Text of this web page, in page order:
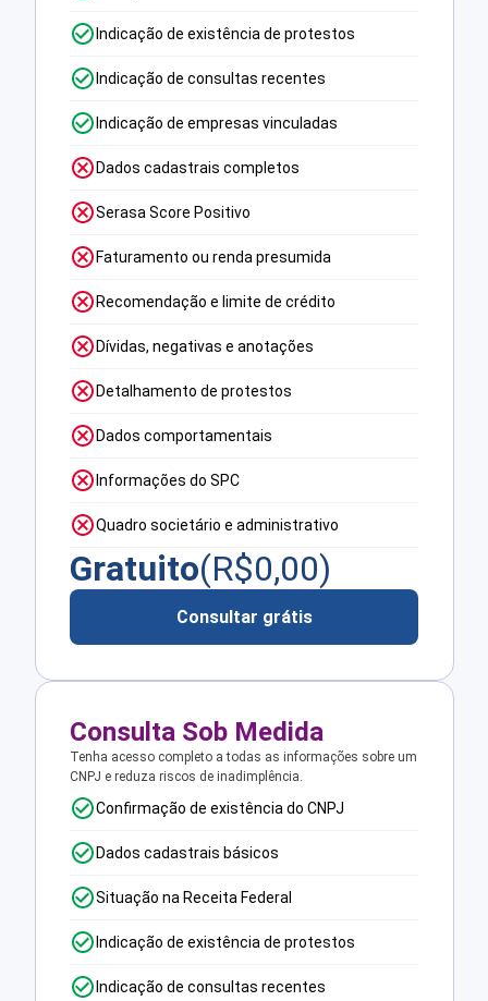
Indicação de existência de protestos
Indicação de consultas recentes
Indicação de empresas vinculadas
Dados cadastrais completos
Serasa Score Positivo
Faturamento ou renda presumida
Recomendação e limite de crédito
Dívidas, negativas e anotações
Detalhamento de protestos
Dados comportamentais
Informações do SPC
Quadro societário e administrativo
Gratuito(R$0,00)
Consultar grátis
Consulta Sob Medida
Tenha acesso completo a todas as informações sobre um
CNPJ e reduza riscos de inadimplência.
Confirmação de existência do CNPJ
Dados cadastrais básicos
Situação na Receita Federal
Indicação de existência de protestos
Indicação de consultas recentes